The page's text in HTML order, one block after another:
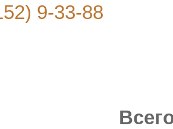
9-33-88